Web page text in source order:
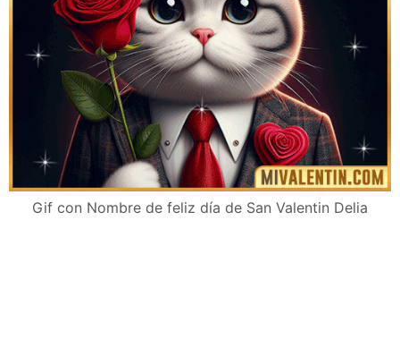
Gif con Nombre de feliz día de San Valentin Delia